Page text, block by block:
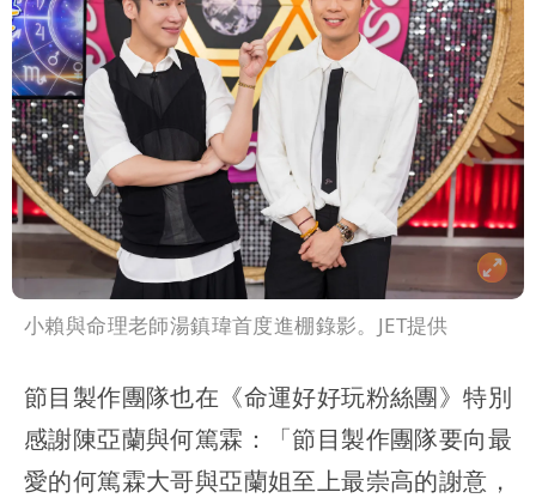
小賴與命理老師湯鎮瑋首度進棚錄影。JET提供
節目製作團隊也在《命運好好玩粉絲團》特別
感謝陳亞蘭與何篤霖：「節目製作團隊要向最
愛的何篤霖大哥與亞蘭姐至上最崇高的謝意，